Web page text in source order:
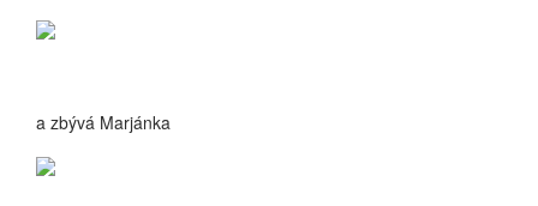
a zbývá Marjánka